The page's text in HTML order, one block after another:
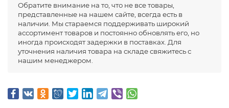
Обратите внимание на то, что не все товары,
представленные на нашем сайте, всегда есть в
наличии. Мы стараемся поддерживать широкий
ассортимент товаров и постоянно обновлять его, но
иногда происходят задержки в поставках. Для
уточнения наличия товара на складе свяжитесь с
нашим менеджером.